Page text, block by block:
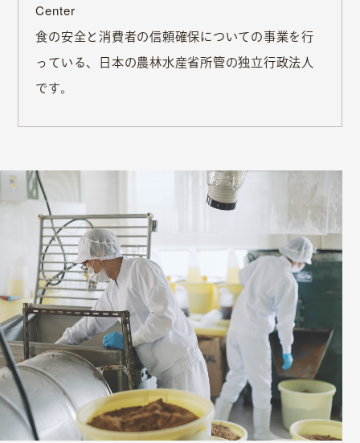
Center
⾷の安全と消費者の信頼確保についての事業を⾏
っている、⽇本の農林⽔産省所管の独⽴⾏政法⼈
です。